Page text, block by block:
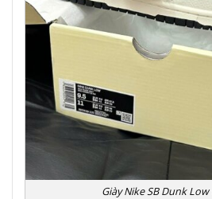
Giày Nike SB Dunk